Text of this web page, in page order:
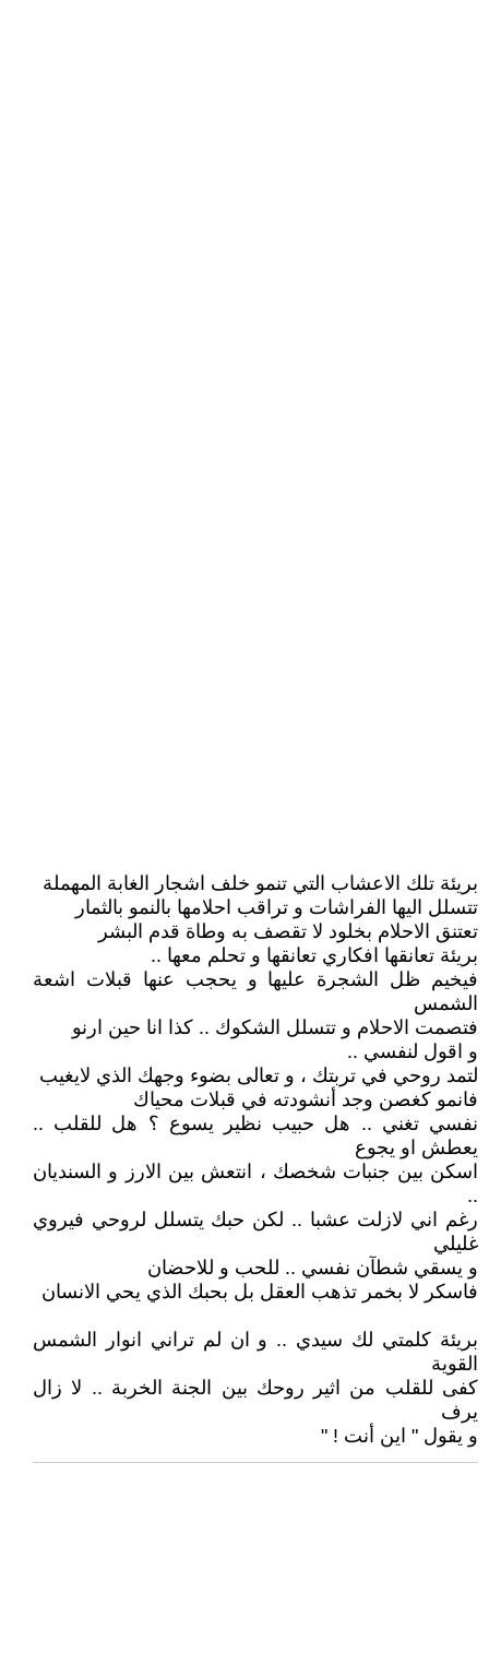
بريئة تلك الاعشاب التي تنمو خلف اشجار الغابة المهملة
تتسلل اليها الفراشات و تراقب احلامها بالنمو بالثمار
تعتنق الاحلام بخلود لا تقصف به وطاة قدم البشر
بريئة تعانقها افكاري تعانقها و تحلم معها ..
فيخيم ظل الشجرة عليها و يحجب عنها قبلات اشعة
الشمس
فتصمت الاحلام و تتسلل الشكوك .. كذا انا حين ارنو
و اقول لنفسي ..
لتمد روحي في تربتك ، و تعالى بضوء وجهك الذي لايغيب
فانمو كغصن وجد أنشودته في قبلات محياك
نفسي تغني .. هل حبيب نظير يسوع ؟ هل للقلب ..
يعطش او يجوع
اسكن بين جنبات شخصك ، انتعش بين الارز و السنديان
..
رغم اني لازلت عشبا .. لكن حبك يتسلل لروحي فيروي
غليلي
و يسقي شطآن نفسي .. للحب و للاحضان
فاسكر لا بخمر تذهب العقل بل بحبك الذي يحي الانسان
بريئة كلمتي لك سيدي .. و ان لم تراني انوار الشمس
القوية
كفى للقلب من اثير روحك بين الجنة الخربة .. لا زال
يرف
و يقول " اين أنت ! "